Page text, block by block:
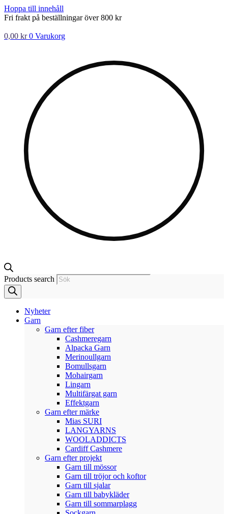
Hoppa till innehåll
Fri frakt på beställningar över 800 kr
0,00 kr 0 Varukorg
Products search
Nyheter
Garn
Garn efter fiber
Cashmeregarn
Alpacka Garn
Merinoullgarn
Bomullsgarn
Mohairgarn
Lingarn
Multifärgat garn
Effektgarn
Garn efter märke
Mias SURI
LANGYARNS
WOOLADDICTS
Cardiff Cashmere
Garn efter projekt
Garn till mössor
Garn till tröjor och koftor
Garn till sjalar
Garn till babykläder
Garn till sommarplagg